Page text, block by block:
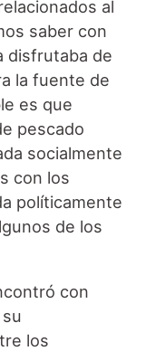
al
saber con
disfrutaba de
la fuente de
es que
pescado
socialmente
con los
políticamente
de los
con
los